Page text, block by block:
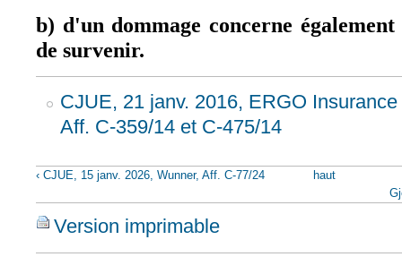
b) d'un dommage concerne
de survenir.
CJUE, 21 janv. 2016, ERGO
Aff. C-359/14 et C-475/14
‹ CJUE, 15 janv. 2026, Wunner, Aff. C-77/24
haut
Version imprimable